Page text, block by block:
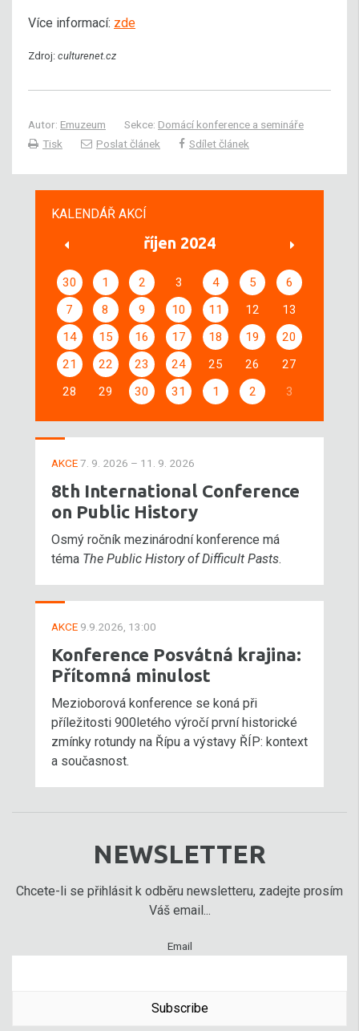
Více informací: zde
Zdroj: culturenet.cz
Autor: Emuzeum Sekce: Domácí konference a semináře
Tisk
Poslat článek Sdílet článek
KALENDÁŘ AKCÍ
říjen 2024
30 1 2 3 4 5
6
7
8 9 10 11 12
13
14
15 16 17 18 19
20
21
22 23 24 25 26
27
28
29 30 31 1 2 3
AKCE7. 9. 2026 – 11. 9. 2026
8th International Conference
on Public History
Osmý ročník mezinárodní konference má
téma The Public History of Difficult Pasts.
AKCE 9.9.2026, 13:00
Konference Posvátná krajina:
Přítomná minulost
Mezioborová konference se koná při
příležitosti 900letého výročí první historické
zmínky rotundy na Řípu a výstavy ŘÍP: kontext
a současnost.
NEWSLETTER
Chcete-li se přihlásit k odběru newsletteru, zadejte prosím
Váš email...
Email
Subscribe